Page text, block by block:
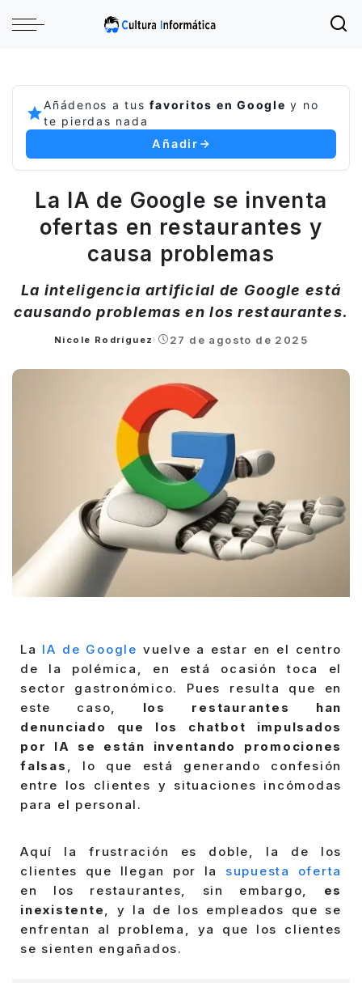
Añádenos a tusfavoritos en Google y no
te pierdas nada
Añadir
La IA de Google se inventa
ofertas en restaurantes y
causa problemas
La inteligencia artificial de Google está
causando problemas en los restaurantes.
Posted
Nicole Rodríguez 27 de agosto de 2025
La IA de Google vuelve a estar en el centro
de la polémica, en está ocasión toca el
sector gastronómico. Pues resulta que en
este caso, los restaurantes han
denunciado que los chatbot impulsados
por IA se están inventando promociones
falsas , lo que está generando confesión
entre los clientes y situaciones incómodas
para el personal.
Aquí la frustración es doble, la de los
clientes que llegan por la supuesta oferta
en los restaurantes, sin embargo,
es
inexistente, y la de los empleados que se
enfrentan al problema, ya que los clientes
se sienten engañados.